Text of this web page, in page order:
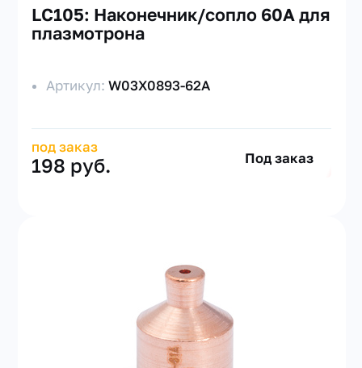
LC105: Наконечник/сопло 60A для
плазмотрона
Артикул:W03X0893-62A
под заказ
198 руб. Под заказ